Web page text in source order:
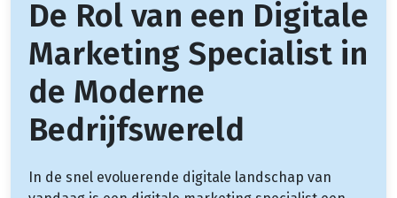
De Rol van een Digitale
Marketing Specialist in
de Moderne
Bedrijfswereld
In de snel evoluerende digitale landschap van